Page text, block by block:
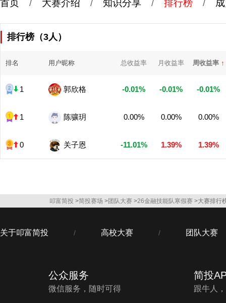
首页 / 大赛介绍 / 知识分享 / 排行榜 /
排行榜（3人）
排名 用户昵称 总收益率 月收益率 周收益率 ↑
1 郭欣格 -0.01% -0.01% -0.01%
1 陈骧玥 0.00% 0.00% 0.00%
0 关子恩 -11.01% 1.39% 1.39%
叩富简投 >简投赛场 >团队大赛 >26金融技能队寒假赛 >大赛排行
关于叩富简投 / 高校大赛 / 团队大赛
公众服务
微信服务，随时可得
简投
跟牛人